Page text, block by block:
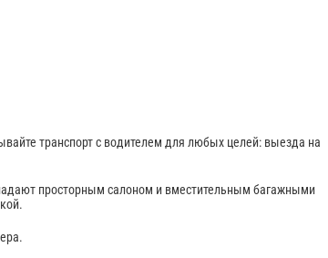
транспорт с водителем для любых целей: выезда на
просторным салоном и вместительным багажными